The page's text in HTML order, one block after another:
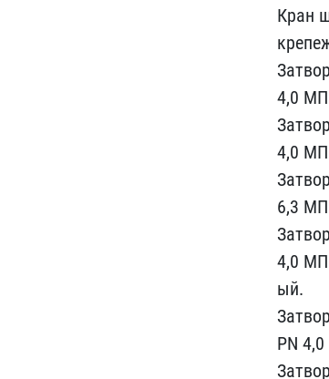
Кран
4,0
4,0
6,3
4,0
ый.
PN